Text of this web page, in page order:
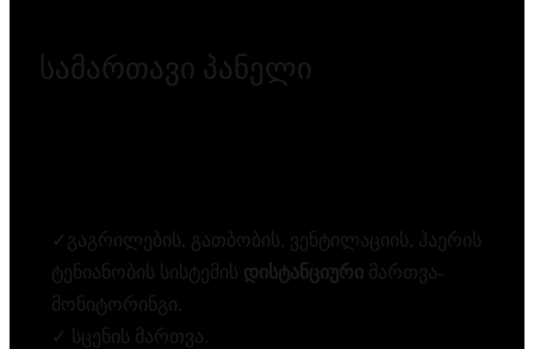
სამართავი პანელი
✓გაგრილების, გათბობის, ვენტილაციის, ჰაერის
ტენიანობის სისტემის დისტანციური მართვა-
მონიტორინგი.
✓ სცენის მართვა.